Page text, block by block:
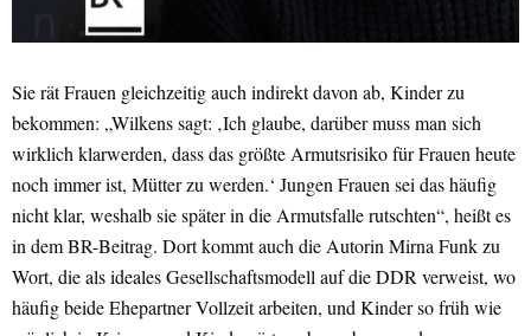
Sie rät Frauen gleichzeitig auch indirekt davon ab, Kinder zu
bekommen: „Wilkens sagt: ‚Ich glaube, darüber muss man sich
wirklich klarwerden, dass das größte Armutsrisiko für Frauen heute
noch immer ist, Mütter zu werden.‘ Jungen Frauen sei das häufig
nicht klar, weshalb sie später in die Armutsfalle rutschten“, heißt es
in dem BR-Beitrag. Dort kommt auch die Autorin Mirna Funk zu
Wort, die als ideales Gesellschaftsmodell auf die DDR verweist, wo
häufig beide Ehepartner Vollzeit arbeiten, und Kinder so früh wie